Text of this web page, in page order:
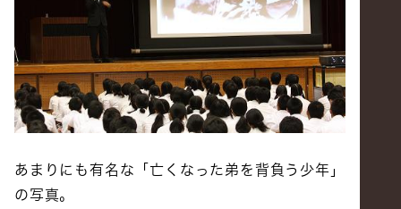
あまりにも有名な「亡くなった弟を背負う少年」
の写真。